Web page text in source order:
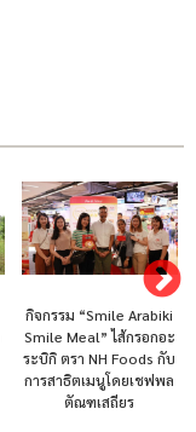
กิจกรรม “Smile Arabiki
Smile Meal” ไส้กรอกอะ
ระบิกิ ตรา NH Foods กับ
การสาธิตเมนูโดยเชฟพล
ตัณฑเสถียร